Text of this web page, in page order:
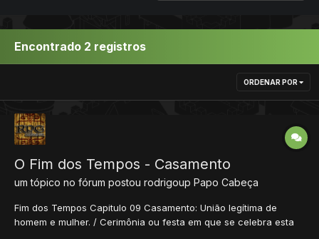
Encontrado 2 registros
ORDENAR POR
O Fim dos Tempos - Casamento
um tópico no fórum postou rodrigoup Papo Cabeça
Fim dos Tempos Capitulo 09 Casamento: União legítima de
homem e mulher. / Cerimônia ou festa em que se celebra esta